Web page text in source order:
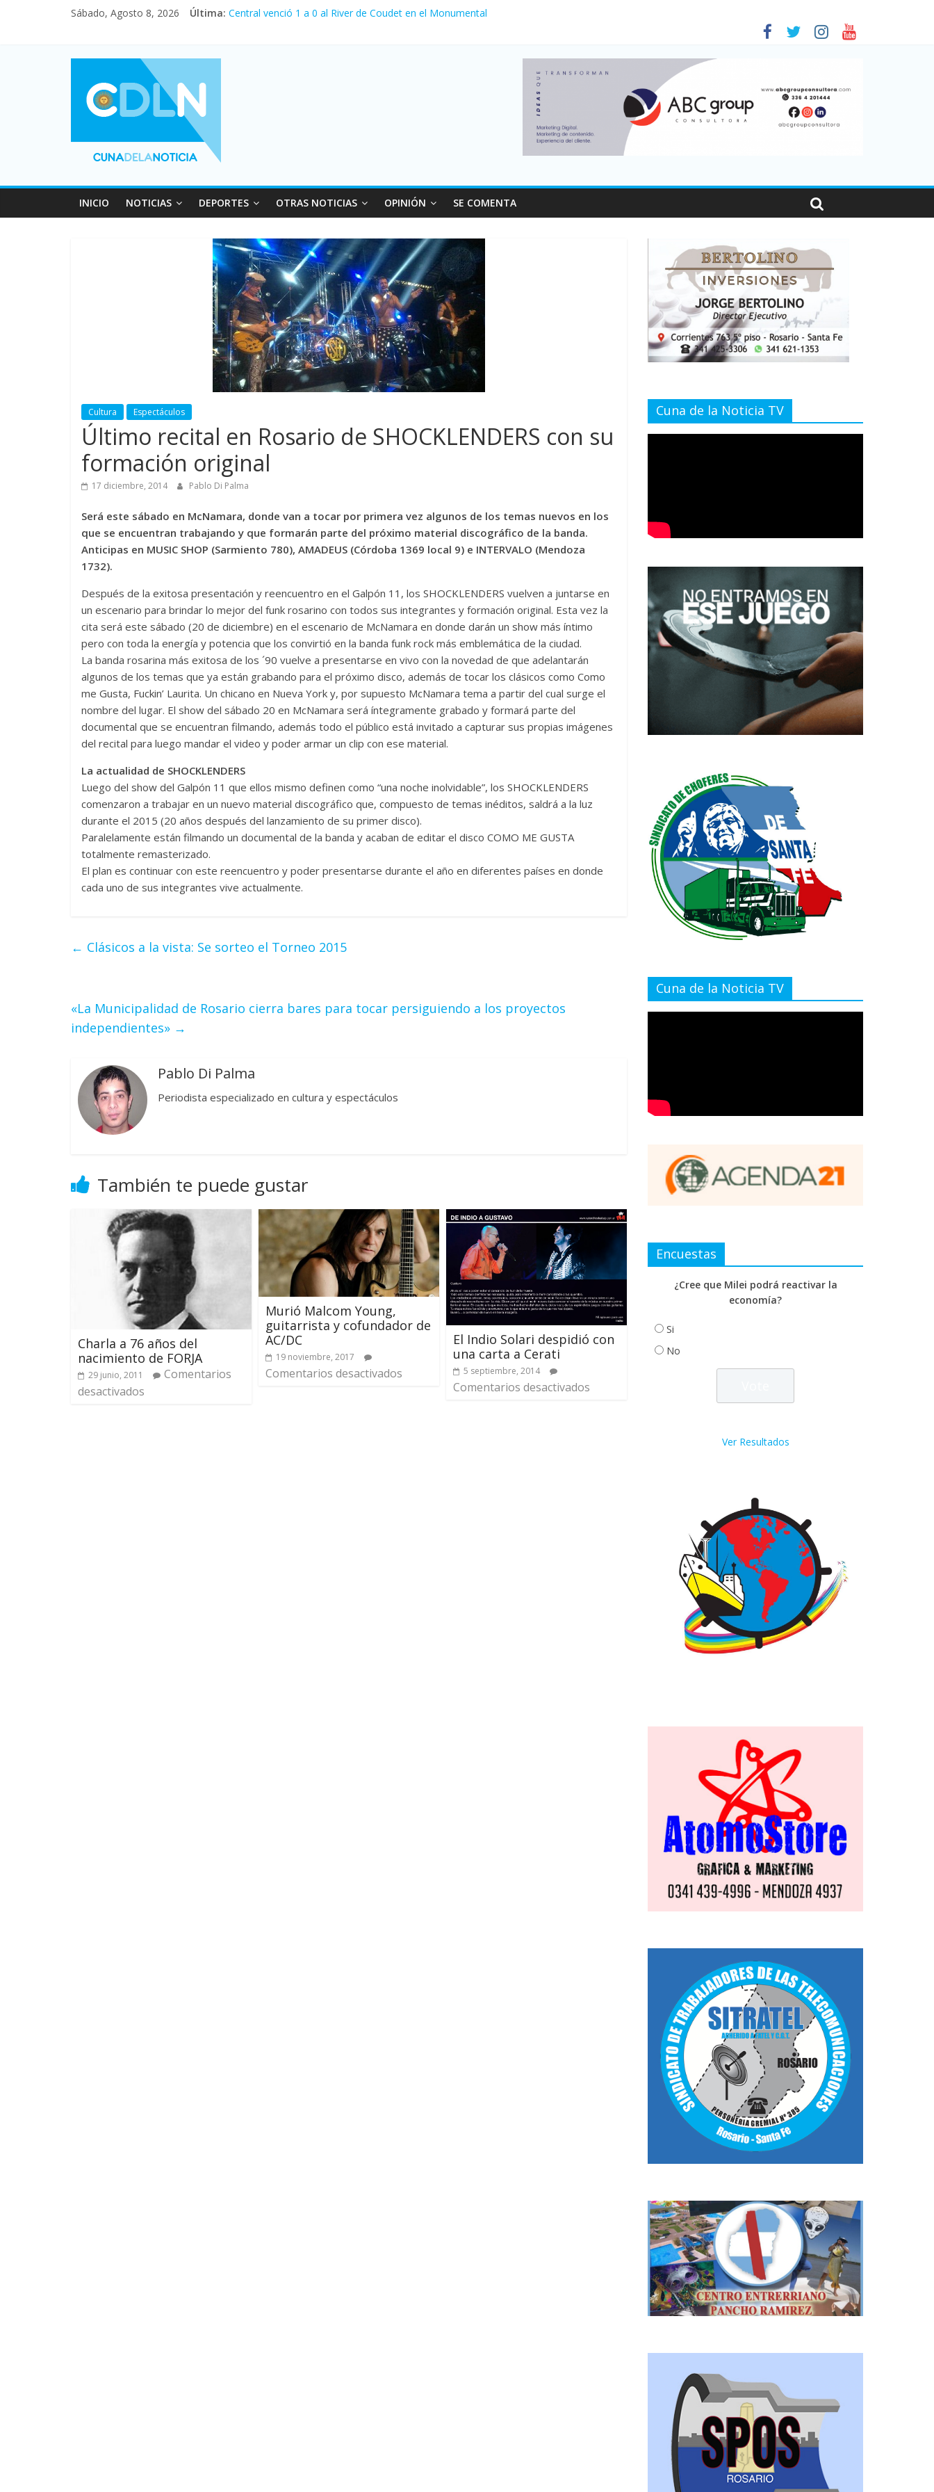
Sábado, Agosto 8, 2026 Última: Central venció 1 a 0 al River de Coudet en el Monumental
Vacaciones de invierno con más movimiento y consumo turístico: 4,6 millones de personas viajaron por el país, un 5,9% más que en 2025
INICIO NOTICIAS DEPORTES OTRAS NOTICIAS OPINIÓN SE COMENTA
Cultura Espectáculos
Último recital en Rosario de SHOCKLENDERS con su
formación original
17 diciembre, 2014 Pablo Di Palma
Será este sábado en McNamara, donde van a tocar por primera vez algunos de los temas nuevos en los
que se encuentran trabajando y que formarán parte del próximo material discográfico de la banda.
Anticipas en MUSIC SHOP (Sarmiento 780), AMADEUS (Córdoba 1369 local 9) e INTERVALO (Mendoza
1732).
Después de la exitosa presentación y reencuentro en el Galpón 11, los SHOCKLENDERS vuelven a juntarse en
un escenario para brindar lo mejor del funk rosarino con todos sus integrantes y formación original. Esta vez la
cita será este sábado (20 de diciembre) en el escenario de McNamara en donde darán un show más íntimo
pero con toda la energía y potencia que los convirtió en la banda funk rock más emblemática de la ciudad.
La banda rosarina más exitosa de los ´90 vuelve a presentarse en vivo con la novedad de que adelantarán
algunos de los temas que ya están grabando para el próximo disco, además de tocar los clásicos como Como
me Gusta, Fuckin’ Laurita. Un chicano en Nueva York y, por supuesto McNamara tema a partir del cual surge el
nombre del lugar. El show del sábado 20 en McNamara será íntegramente grabado y formará parte del
documental que se encuentran filmando, además todo el público está invitado a capturar sus propias imágenes
del recital para luego mandar el video y poder armar un clip con ese material.
La actualidad de SHOCKLENDERS
Luego del show del Galpón 11 que ellos mismo definen como “una noche inolvidable”, los SHOCKLENDERS
comenzaron a trabajar en un nuevo material discográfico que, compuesto de temas inéditos, saldrá a la luz
durante el 2015 (20 años después del lanzamiento de su primer disco).
Paralelamente están filmando un documental de la banda y acaban de editar el disco COMO ME GUSTA
totalmente remasterizado.
El plan es continuar con este reencuentro y poder presentarse durante el año en diferentes países en donde
cada uno de sus integrantes vive actualmente.
← Clásicos a la vista: Se sorteo el Torneo 2015
«La Municipalidad de Rosario cierra bares para tocar persiguiendo a los proyectos
independientes» →
Pablo Di Palma
Periodista especializado en cultura y espectáculos
También te puede gustar
Charla a 76 años del
nacimiento de FORJA
29 junio, 2011
Comentarios
desactivados
Murió Malcom Young,
guitarrista y cofundador de
AC/DC
19 noviembre, 2017
Comentarios desactivados
El Indio Solari despidió con
una carta a Cerati
5 septiembre, 2014
Comentarios desactivados
Cuna de la Noticia TV
Cuna de la Noticia TV
Encuestas
¿Cree que Milei podrá reactivar la
economía?
Si
No
Ver Resultados